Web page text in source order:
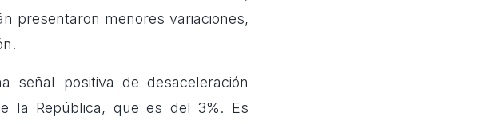
presentaron menores variaciones,
señal positiva de desaceleración
la República, que es del 3%. Es